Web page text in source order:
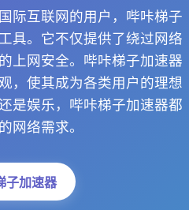
际互联网的用户，哔咔梯子
具。它不仅提供了绕过网络
上网安全。哔咔梯子加速器
，使其成为各类用户的理想
是娱乐，哔咔梯子加速器都
网络需求。
子加速器